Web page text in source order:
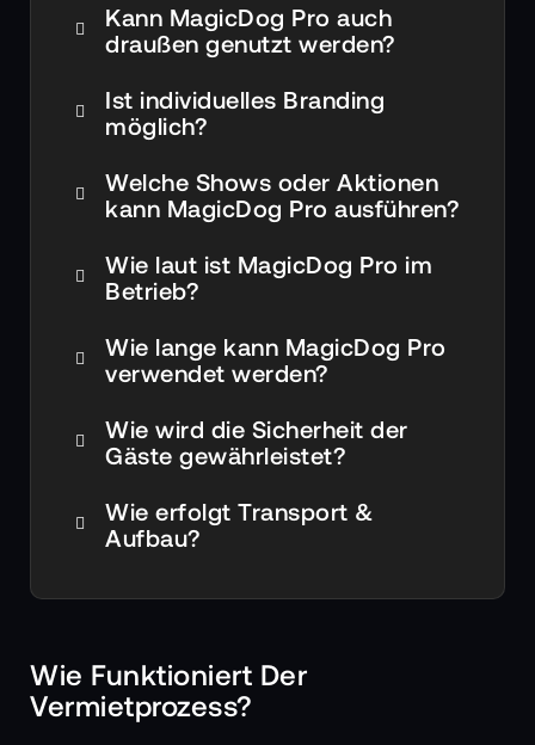
Kann MagicDog Pro auch
draußen genutzt werden?
Ist individuelles Branding
möglich?
Welche Shows oder Aktionen
kann MagicDog Pro ausführen?
Wie laut ist MagicDog Pro im
Betrieb?
Wie lange kann MagicDog Pro
verwendet werden?
Wie wird die Sicherheit der
Gäste gewährleistet?
Wie erfolgt Transport &
Aufbau?
Wie Funktioniert Der
Vermietprozess?